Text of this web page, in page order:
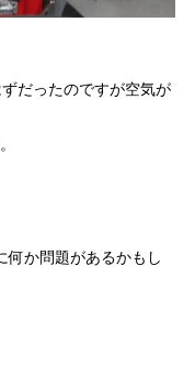
だったのですが空気が
何か問題があるかもし